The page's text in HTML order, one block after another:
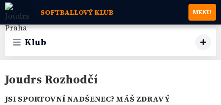
SOFTBALLOVÝ KLUB MENU
Klub
Joudrs Rozhodčí
JSI SPORTOVNÍ NADŠENEC? MÁŠ ZDRAVÝ